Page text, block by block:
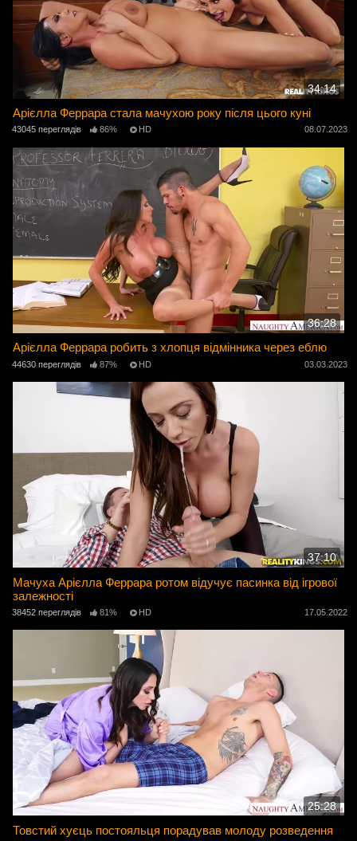
34:14
Арієлла Феррара стала мачухою року після цього куні
43045 переглядів 86% HD 08.07.2023
36:28
Арієлла Феррара робить з хлопця відмінника через еблю
44630 переглядів 87% HD 03.03.2023
37:10
Мачуха Арієлла Феррара ротом відучує пасинка від ігрової
залежності
38452 переглядів 81% HD 17.05.2022
25:28
Товстий хуєць постояльця порадував молоду розведення